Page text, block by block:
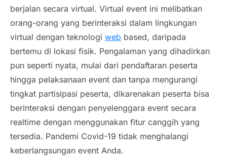
berjalan secara virtual. Virtual event ini melibatkan
orang-orang yang berinteraksi dalam lingkungan
virtual dengan teknologi web based, daripada
bertemu di lokasi fisik. Pengalaman yang dihadirkan
pun seperti nyata, mulai dari pendaftaran peserta
hingga pelaksanaan event dan tanpa mengurangi
tingkat partisipasi peserta, dikarenakan peserta bisa
berinteraksi dengan penyelenggara event secara
realtime dengan menggunakan fitur canggih yang
tersedia. Pandemi Covid-19 tidak menghalangi
keberlangsungan event Anda.